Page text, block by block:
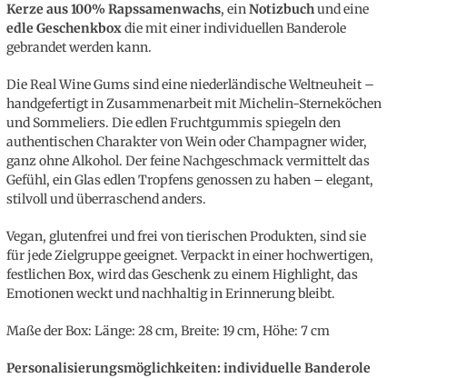
Kerze aus 100% Rapssamenwachs, einNotizbuchund eine
edle Geschenkboxdie mit einer individuellen Banderole
gebrandet werden kann.
Die Real Wine Gums sind eine niederländische Weltneuheit –
handgefertigt in Zusammenarbeit mit Michelin-Sterneköchen
und Sommeliers. Die edlen Fruchtgummis spiegeln den
authentischen Charakter von Wein oder Champagner wider,
ganz ohne Alkohol. Der feine Nachgeschmack vermittelt das
Gefühl, ein Glas edlen Tropfens genossen zu haben – elegant,
stilvoll und überraschend anders.
Vegan, glutenfrei und frei von tierischen Produkten, sind sie
für jede Zielgruppe geeignet. Verpackt in einer hochwertigen,
festlichen Box, wird das Geschenk zu einem Highlight, das
Emotionen weckt und nachhaltig in Erinnerung bleibt.
Maße der Box: Länge: 28 cm, Breite: 19 cm, Höhe: 7 cm
Personalisierungsmöglichkeiten: individuelle Banderole